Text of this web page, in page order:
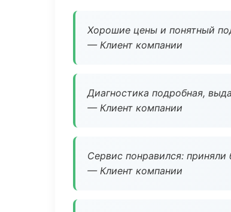
Хорошие цены и понятный
— Клиент компании
Диагностика подробная,
— Клиент компании
Сервис понравился: приняли
— Клиент компании